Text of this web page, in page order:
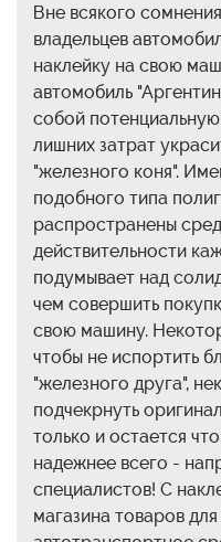
Вне всякого
владельцев
наклейку на свою
автомобиль
собой
лишних затрат
"железного коня".
подобного типа
распространены
действительности
подумывает над
чем совершить
свою машину.
чтобы не испортить
"железного друга",
подчекрнуть
только и остается
надежнее всего -
специалистов! С
магазина товаров